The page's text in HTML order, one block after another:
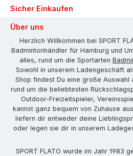
Sicher Einkaufen
Über uns
Herzlich Willkommen bei SPORT
Badmintonhändler für Hamburg und
alles, rund um die Sportarten
Sowohl in unserem Ladengeschäft
Shop findest Du eine große Auswahl
rund um die beliebtesten
Outdoor-Freizeitspieler,
kannst ganz bequem von Zuhause
liefern dir entweder deine
oder legen sie dir in unserem
SPORT FLATO wurde im Jahr 1983